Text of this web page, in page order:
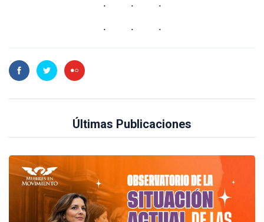
Últimas Publicaciones